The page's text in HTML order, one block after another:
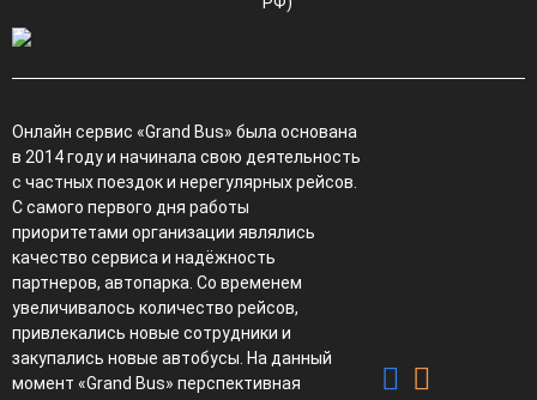
Онлайн сервис «Grand Bus» была основана
в 2014 году и начинала свою деятельность
с частных поездок и нерегулярных рейсов.
С самого первого дня работы
приоритетами организации являлись
качество сервиса и надёжность
партнеров, автопарка. Со временем
увеличивалось количество рейсов,
привлекались новые сотрудники и
закупались новые автобусы. На данный
момент «Grand Bus» перспективная